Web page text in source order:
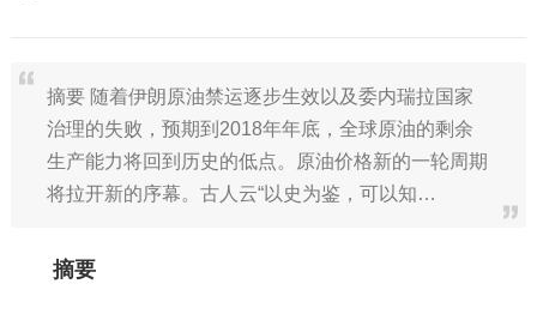
摘要 随着伊朗原油禁运逐步生效以及委内瑞拉国家
治理的失败，预期到2018年年底，全球原油的剩余
生产能力将回到历史的低点。原油价格新的一轮周期
将拉开新的序幕。古人云“以史为鉴，可以知…
摘要